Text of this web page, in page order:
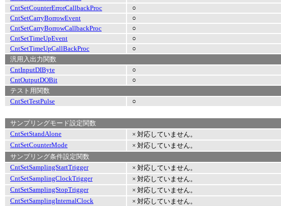
CntSetCounterErrorCallbackProc
○
CntSetCarryBorrowEvent
○
CntSetCarryBorrowCallbackProc
○
CntSetTimeUpEvent
○
CntSetTimeUpCallBackProc
○
汎用入出力関数
CntInputDIByte
○
CntOutputDOBit
○
テスト用関数
CntSetTestPulse
○
サンプリングモード設定関数
CntSetStandAlone
× 対応していません。
CntSetCounterMode
× 対応していません。
サンプリング条件設定関数
CntSetSamplingStartTrigger
× 対応していません。
CntSetSamplingClockTrigger
× 対応していません。
CntSetSamplingStopTrigger
× 対応していません。
CntSetSamplingInternalClock
× 対応していません。